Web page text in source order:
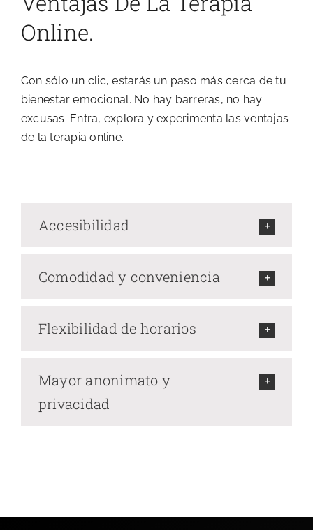
Sobre Mí
Online.
Con sólo un clic, estarás un paso más cerca de tu
bienestar emocional. No hay barreras, no hay
excusas. Entra, explora y experimenta las ventajas
de la terapia online.
Accesibilidad
Comodidad y conveniencia
Flexibilidad de horarios
Mayor anonimato y
privacidad